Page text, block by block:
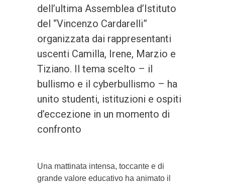
dell’ultima Assemblea d’Istituto
del “Vincenzo Cardarelli”
organizzata dai rappresentanti
uscenti Camilla, Irene, Marzio e
Tiziano. Il tema scelto – il
bullismo e il cyberbullismo – ha
unito studenti, istituzioni e ospiti
d’eccezione in un momento di
confronto
Una mattinata intensa, toccante e di
grande valore educativo ha animato il